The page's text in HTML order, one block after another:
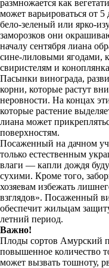
размножается как
может варьироваться от
бело-зеленый или ярко-
заморозков они
началу сентября лиана
сине-лиловыми ягодами,
свиристелям и
Пасынки винограда,
корни, которые растут
неровности. На концах
которые растение
лиана может
поверхностям.
Посаженный на дачном
только естественным
влаги — капли дождя
сухими. Кроме того,
хозяевам избежать
взглядов». Посаженный
обеспечит жильцам
летний период.
Важно!
Плоды сортов Амурский
повышенное количество
может вызвать тошноту,